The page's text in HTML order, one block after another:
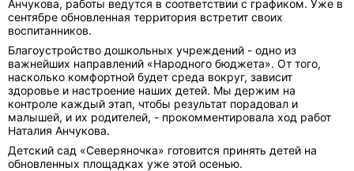
Анчукова, работы ведутся в соответствии с графиком. Уже в
сентябре обновленная территория встретит своих
воспитанников.
Благоустройство дошкольных учреждений - одно из
важнейших направлений «Народного бюджета». От того,
насколько комфортной будет среда вокруг, зависит
здоровье и настроение наших детей. Мы держим на
контроле каждый этап, чтобы результат порадовал и
малышей, и их родителей, - прокомментировала ход работ
Наталия Анчукова.
Детский сад «Северяночка» готовится принять детей на
обновленных площадках уже этой осенью.